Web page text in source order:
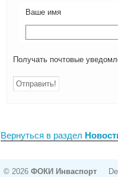
Ваше имя
Получать почтовые
Вернуться в раздел
© 2026 ФОКИ Инваспорт